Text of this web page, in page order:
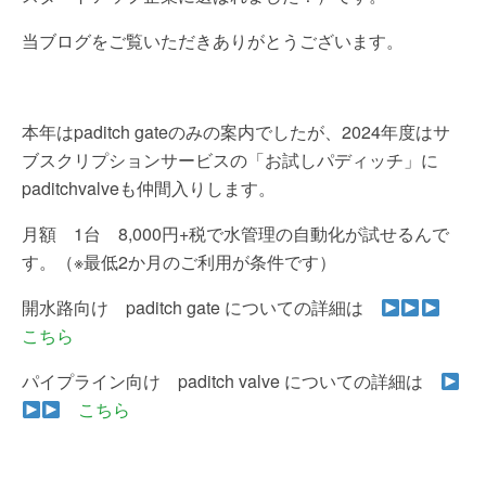
当ブログをご覧いただきありがとうございます。
本年はpaditch gateのみの案内でしたが、2024年度はサ
ブスクリプションサービスの「お試しパディッチ」に
paditchvalveも仲間入りします。
月額 1台 8,000円+税で水管理の自動化が試せるんで
す。（※最低2か月のご利用が条件です）
開水路向け paditch gate についての詳細は
こちら
パイプライン向け paditch valve についての詳細は
こちら